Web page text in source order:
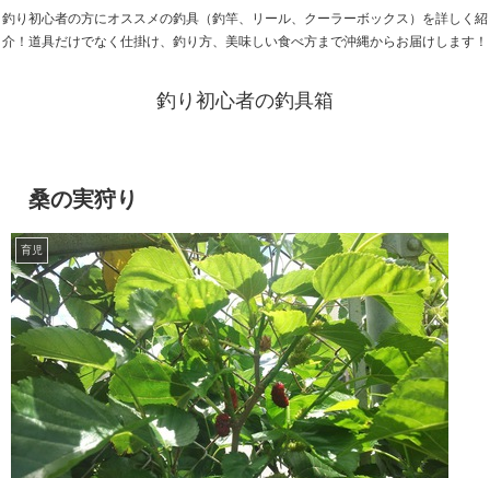
釣り初心者の方にオススメの釣具（釣竿、リール、クーラーボックス）を詳しく紹
介！道具だけでなく仕掛け、釣り方、美味しい食べ方まで沖縄からお届けします！
釣り初心者の釣具箱
桑の実狩り
育児